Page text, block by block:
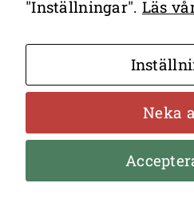
"Inställningar". Läs
Neka